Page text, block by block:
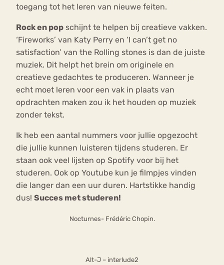
toegang tot het leren van nieuwe feiten.
Rock en pop schijnt te helpen bij creatieve vakken.
‘Fireworks’ van Katy Perry en ‘I can’t get no
satisfaction’ van the Rolling stones is dan de juiste
muziek. Dit helpt het brein om originele en
creatieve gedachtes te produceren. Wanneer je
echt moet leren voor een vak in plaats van
opdrachten maken zou ik het houden op muziek
zonder tekst.
Ik heb een aantal nummers voor jullie opgezocht
die jullie kunnen luisteren tijdens studeren. Er
staan ook veel lijsten op Spotify voor bij het
studeren. Ook op Youtube kun je filmpjes vinden
die langer dan een uur duren. Hartstikke handig
dus! Succes met studeren!
Nocturnes- Frédéric Chopin.
Alt-J – interlude2